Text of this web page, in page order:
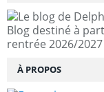
Blog destiné à
rentrée 2026/2027
À PROPOS